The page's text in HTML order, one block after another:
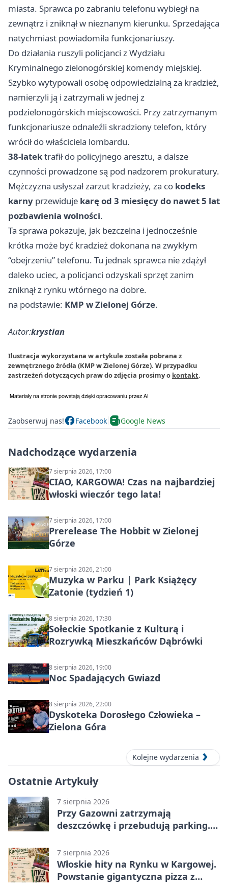
miasta. Sprawca po zabraniu telefonu wybiegł na
zewnątrz i zniknął w nieznanym kierunku. Sprzedająca
natychmiast powiadomiła funkcjonariuszy.
Do działania ruszyli policjanci z Wydziału
Kryminalnego zielonogórskiej komendy miejskiej.
Szybko wytypowali osobę odpowiedzialną za kradzież,
namierzyli ją i zatrzymali w jednej z
podzielonogórskich miejscowości. Przy zatrzymanym
funkcjonariusze odnaleźli skradziony telefon, który
wrócił do właściciela lombardu.
38-latektrafił do policyjnego aresztu, a dalsze
czynności prowadzone są pod nadzorem prokuratury.
Mężczyzna usłyszał zarzut kradzieży, za co kodeks
karny przewiduje karę od 3 miesięcy do nawet 5 lat
pozbawienia wolności.
Ta sprawa pokazuje, jak bezczelna i jednocześnie
krótka może być kradzież dokonana na zwykłym
“obejrzeniu” telefonu. Tu jednak sprawca nie zdążył
daleko uciec, a policjanci odzyskali sprzęt zanim
zniknął z rynku wtórnego na dobre.
na podstawie: KMP w Zielonej Górze.
Autor:krystian
Ilustracja wykorzystana w artykule została pobrana z
zewnętrznego źródła (KMP w Zielonej Górze). W przypadku
zastrzeżeń dotyczących praw do zdjęcia prosimy o kontakt.
Zaobserwuj nas! Facebook Google News
Nadchodzące wydarzenia
7 sierpnia 2026, 17:00
CIAO, KARGOWA! Czas na najbardziej
włoski wieczór tego lata!
7 sierpnia 2026, 17:00
Prerelease The Hobbit w Zielonej
Górze
7 sierpnia 2026, 21:00
Muzyka w Parku | Park Książęcy
Zatonie (tydzień 1)
8 sierpnia 2026, 17:30
Sołeckie Spotkanie z Kulturą i
Rozrywką Mieszkańców Dąbrówki
8 sierpnia 2026, 19:00
Noc Spadających Gwiazd
8 sierpnia 2026, 22:00
Dyskoteka Dorosłego Człowieka –
Zielona Góra
Kolejne wydarzenia
Ostatnie Artykuły
7 sierpnia 2026
Przy Gazowni zatrzymają
deszczówkę i przebudują parking.
7 sierpnia 2026
Włoskie hity na Rynku w Kargowej.
Powstanie gigantyczna pizza z